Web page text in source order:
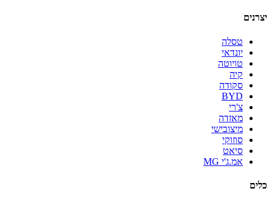
יצרנים
טסלה
יונדאי
טויוטה
קיה
סקודה
BYD
צ'רי
מאזדה
מיצובישי
סוזוקי
סיאט
אמ.ג'י MG
כלים